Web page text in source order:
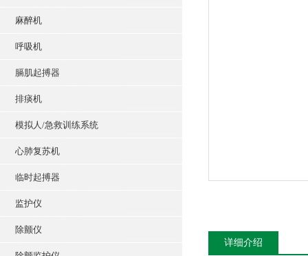
麻醉机
呼吸机
膈肌起搏器
排痰机
模拟人/急救训练系统
心肺复苏机
临时起搏器
监护仪
除颤仪
详细介绍